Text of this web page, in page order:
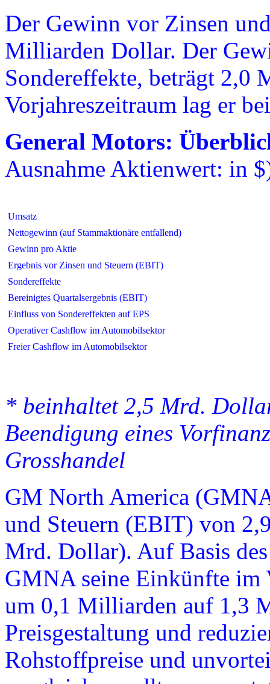
Der Gewinn vor Zinsen
Milliarden Dollar. Der
Sondereffekte, beträgt 2,0
Vorjahreszeitraum lag er
General Motors:
Ausnahme Aktienwert: in
Umsatz
Nettogewinn (auf Stammaktionäre entfallend)
Gewinn pro Aktie
Ergebnis vor Zinsen und Steuern (EBIT)
Sondereffekte
Bereinigtes Quartalsergebnis (EBIT)
Einfluss von Sondereffekten auf EPS
Operativer Cashflow im Automobilsektor
Freier Cashflow im Automobilsektor
* beinhaltet 2,5 Mrd.
Beendigung eines
Grosshandel
GM North America
und Steuern (EBIT) von
Mrd. Dollar). Auf Basis
GMNA seine Einkünfte im
um 0,1 Milliarden auf 1,3
Preisgestaltung und
Rohstoffpreise und